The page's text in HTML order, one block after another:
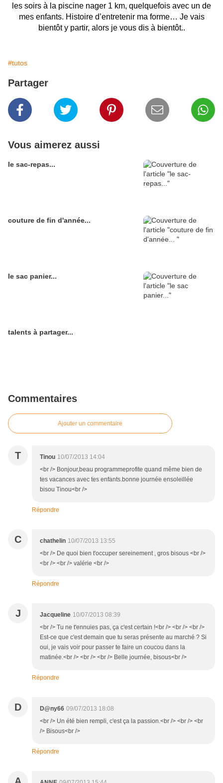
les soirs à la piscine nager 1 km, quelquefois avec un de
mes enfants. Histoire d’entretenir ma forme… Je vais
bientôt y partir, alors je vous dis à bientôt..
#tutos
Partager
Vous aimerez aussi
le sac-repas...
couture de fin d'année...
le sac panier...
talents à partager...
Commentaires
Ajouter un commentaire
T Tinou 10/07/2013 14:04
<br /> Bonjour,beau programmeprofite quand même bien de
tes vacances avec tes enfants.bonne journée ensoleillée
bisou Tinou<br />
Répondre
C chathelin 10/07/2013 13:55
<br /> De quoi bien t'occuper sereinement , gros bisous <br />
<br /> <br /> valérie <br />
Répondre
J Jacqueline 10/07/2013 08:39
<br /> Tu ne t'ennuies pas, ça c'est certain !<br /> <br /> <br />
Est-ce que c'est demain que tu seras présente au marché ? Si
oui, je vais voir pour passer te faire un coucou dans la
matinée.<br /> <br /> <br /> Belle journée, bisous<br />
Répondre
D D@ny66 09/07/2013 18:08
<br /> Un été bien rempli, c'est ça la passion.<br /> <br /> <br
/> Bisous<br />
Répondre